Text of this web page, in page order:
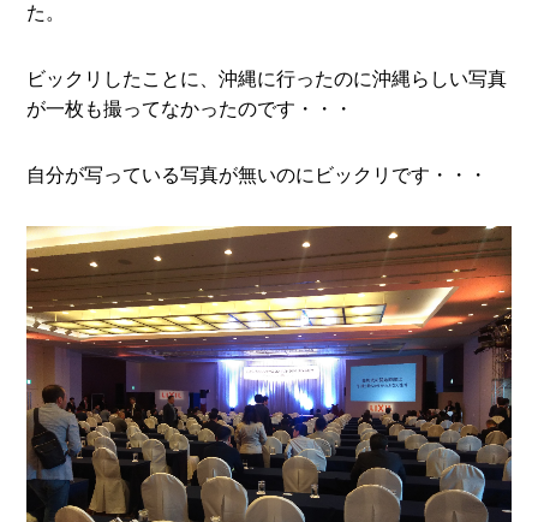
た。
ビックリしたことに、沖縄に行ったのに沖縄らしい写真
が一枚も撮ってなかったのです・・・
自分が写っている写真が無いのにビックリです・・・